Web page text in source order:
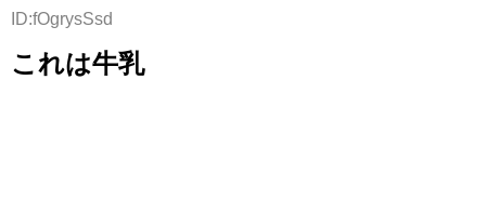
ID:fOgrysSsd
これは牛乳